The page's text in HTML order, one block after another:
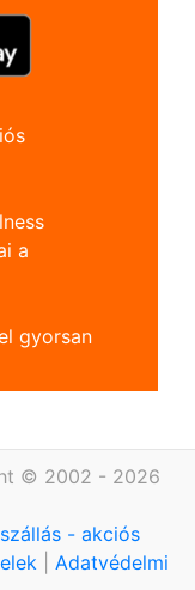
a
gyorsan
© 2002 - 2026
- akciós
Adatvédelmi